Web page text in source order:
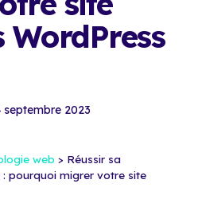
WordPress
septembre 2023
web > Réussir sa
pourquoi migrer votre site